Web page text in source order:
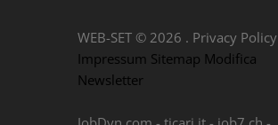
WEB-SET © 2026 . Privacy Policy
Impressum Sitemap Modifica
Newsletter